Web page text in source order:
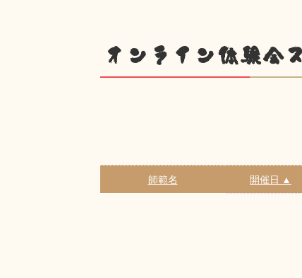
オンライン体験会
師範名 開催日 ▲